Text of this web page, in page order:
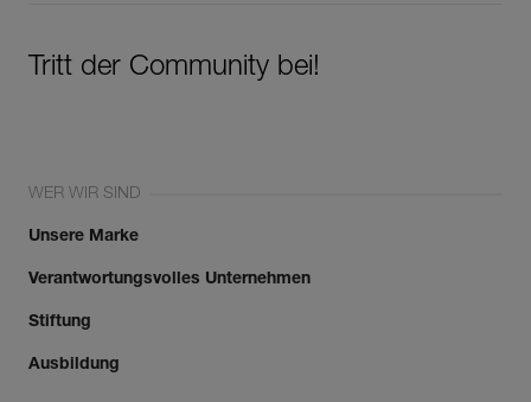
Tritt der Community bei!
WER WIR SIND
Unsere Marke
Verantwortungsvolles Unternehmen
Stiftung
Ausbildung